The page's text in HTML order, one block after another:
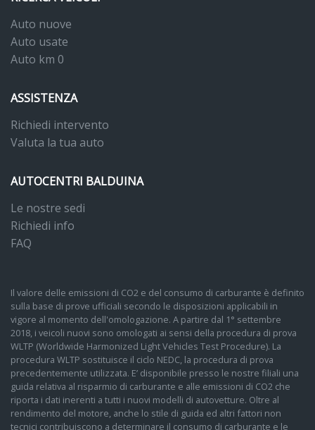
Auto nuove
Auto usate
Auto km 0
ASSISTENZA
Richiedi intervento
Valuta la tua auto
AUTOCENTRI BALDUINA
Le nostre sedi
Richiedi info
FAQ
Il valore delle emissioni di CO2 e del consumo di carburante è definito
sulla base di prove ufficiali secondo le disposizioni applicabili in
vigore al momento dell'omologazione. A partire dal 1° settembre
2018, i veicoli nuovi sono omologati ai sensi della procedura di prova
WLTP (Worldwide Harmonized Light Vehicles Test Procedure). La
procedura WLTP sostituisce il ciclo NEDC, la procedura di prova
precedentemente utilizzata. E’ disponibile presso le nostre filiali una
guida relativa al risparmio di carburante e alle emissioni di CO2 che
riporta i dati inerenti a tutti i nuovi modelli di autovetture. Oltre al
rendimento del motore, anche lo stile di guida ed altri fattori non
tecnici contribuiscono a determinare il consumo di carburante e le